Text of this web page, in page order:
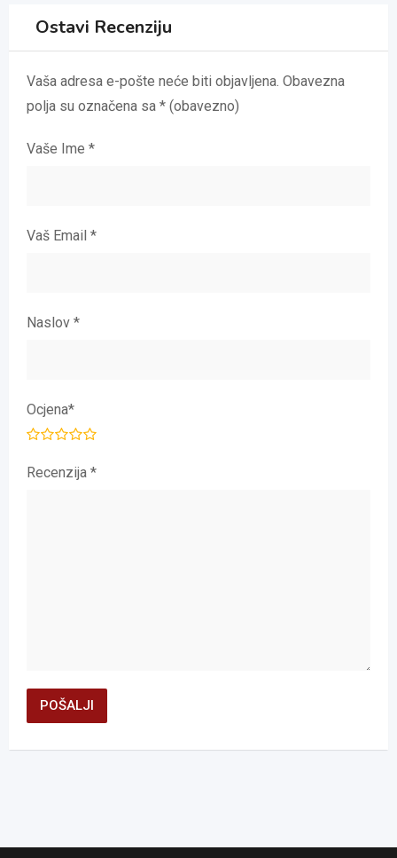
Ostavi Recenziju
Vaša adresa e-pošte neće biti objavljena. Obavezna
polja su označena sa * (obavezno)
Vaše Ime *
Vaš Email *
Naslov *
Ocjena*
Recenzija *